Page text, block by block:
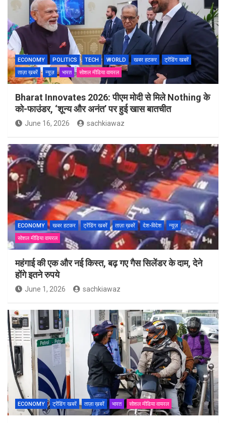
ECONOMY POLITICS TECH WORLD खबर हटकर
ट्रेंडिंग खबरें
ताज़ा ख़बरें
न्यूज़ भारत सोशल मीडिया वायरल
Bharat Innovates 2026: पीएम मोदी से मिले Nothing के
को-फाउंडर, ‘शून्य और अनंत’ पर हुई खास बातचीत
June 16, 2026 sachkiawaz
ECONOMY खबर हटकर ट्रेंडिंग खबरें ताज़ा ख़बरें देश-विदेश
न्यूज़
सोशल मीडिया वायरल
महंगाई की एक और नई किस्त, बढ़ गए गैस सिलेंडर के दाम, देने
होंगे इतने रुपये
June 1, 2026 sachkiawaz
ECONOMY ट्रेंडिंग खबरें ताज़ा ख़बरें भारत सोशल मीडिया वायरल